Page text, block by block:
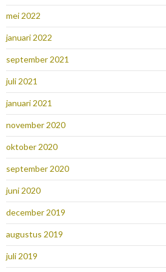
mei 2022
januari 2022
september 2021
juli 2021
januari 2021
november 2020
oktober 2020
september 2020
juni 2020
december 2019
augustus 2019
juli 2019